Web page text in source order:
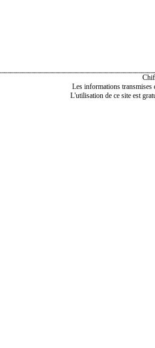
Les informations transmises
L'utilisation de ce site est